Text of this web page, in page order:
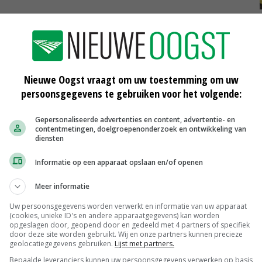
sloot
11-02-2016
Hunze en Aa's: minder mestlozingen
Slootmaaisel prima meststof (video)
26-01-2016
Nieuwe Oogst vraagt om uw toestemming om uw
persoonsgegevens te gebruiken voor het volgende:
Gepersonaliseerde advertenties en content, advertentie- en
contentmetingen, doelgroepenonderzoek en ontwikkeling van
diensten
Informatie op een apparaat opslaan en/of openen
Meer informatie
Uw persoonsgegevens worden verwerkt en informatie van uw apparaat
(cookies, unieke ID's en andere apparaatgegevens) kan worden
opgeslagen door, geopend door en gedeeld met 4 partners of specifiek
door deze site worden gebruikt. Wij en onze partners kunnen precieze
geolocatiegegevens gebruiken. Lijst met partners.
Bepaalde leveranciers kunnen uw persoonsgegevens verwerken op basis